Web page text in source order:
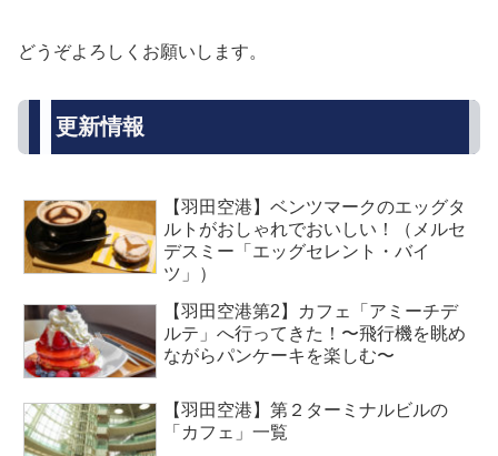
どうぞよろしくお願いします。
更新情報
【羽田空港】ベンツマークのエッグタ
ルトがおしゃれでおいしい！（メルセ
デスミー「エッグセレント・バイ
ツ」）
【羽田空港第2】カフェ「アミーチデ
ルテ」へ行ってきた！〜飛行機を眺め
ながらパンケーキを楽しむ〜
【羽田空港】第２ターミナルビルの
「カフェ」一覧